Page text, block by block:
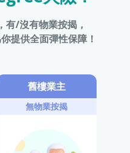
有/沒有物業按揭，
提供全面彈性保障！
舊樓業主
無物業按揭